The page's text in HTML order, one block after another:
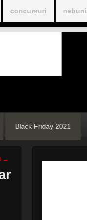
concursuri
Black Friday 2021
→